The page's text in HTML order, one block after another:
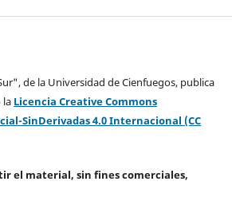
de la Universidad de Cienfuegos, publica
la Licencia Creative Commons
SinDerivadas 4.0 Internacional (CC
el material, sin fines comerciales,